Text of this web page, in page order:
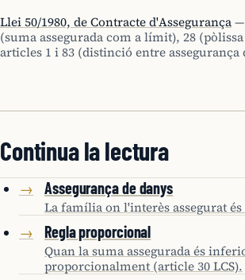
Llei 50/1980, de Contracte d'Assegurança—
(suma assegurada com a límit), 28
articles 1 i 83 (distinció entre assegurança
Continua la lectura
→ Assegurança de danys
La família on l'interès assegurat
→ Regla proporcional
Quan la suma assegurada és
proporcionalment (article 30 LCS).